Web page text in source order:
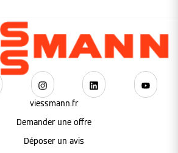
viessmann.fr
Demander une offre
Déposer un avis